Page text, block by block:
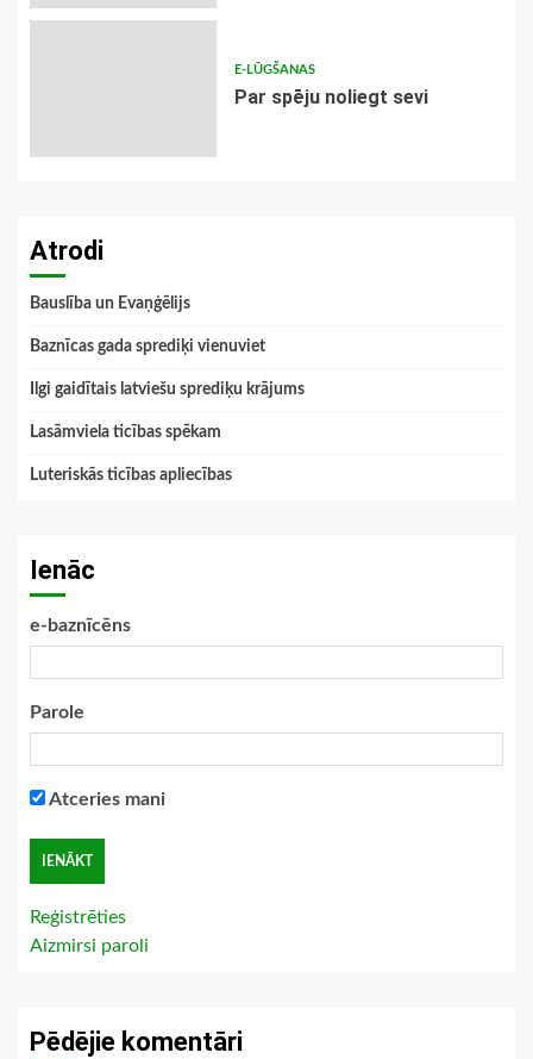
E-LŪGŠANAS
Par spēju noliegt sevi
Atrodi
Bauslība un Evaņģēlijs
Baznīcas gada sprediķi vienuviet
Ilgi gaidītais latviešu sprediķu krājums
Lasāmviela ticības spēkam
Luteriskās ticības apliecības
Ienāc
e-baznīcēns
Parole
Atceries mani
Reģistrēties
Aizmirsi paroli
Pēdējie komentāri